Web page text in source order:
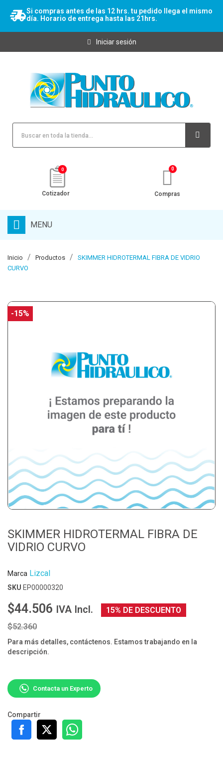
Si compras antes de las 12 hrs. tu pedido llega el mismo
día. Horario de entrega hasta las 21hrs.
Iniciar sesión
0
Cotizador Compras
MENU
Inicio Productos
SKIMMER HIDROTERMAL FIBRA DE VIDRIO
CURVO
-15%
SKIMMER HIDROTERMAL FIBRA DE
VIDRIO CURVO
Marca Lizcal
SKU EP00000320
$44.506 IVA Incl.
15% DE DESCUENTO
$52.360
Para más detalles, contáctenos. Estamos trabajando en la
descripción.
Contacta un Experto
Compartir